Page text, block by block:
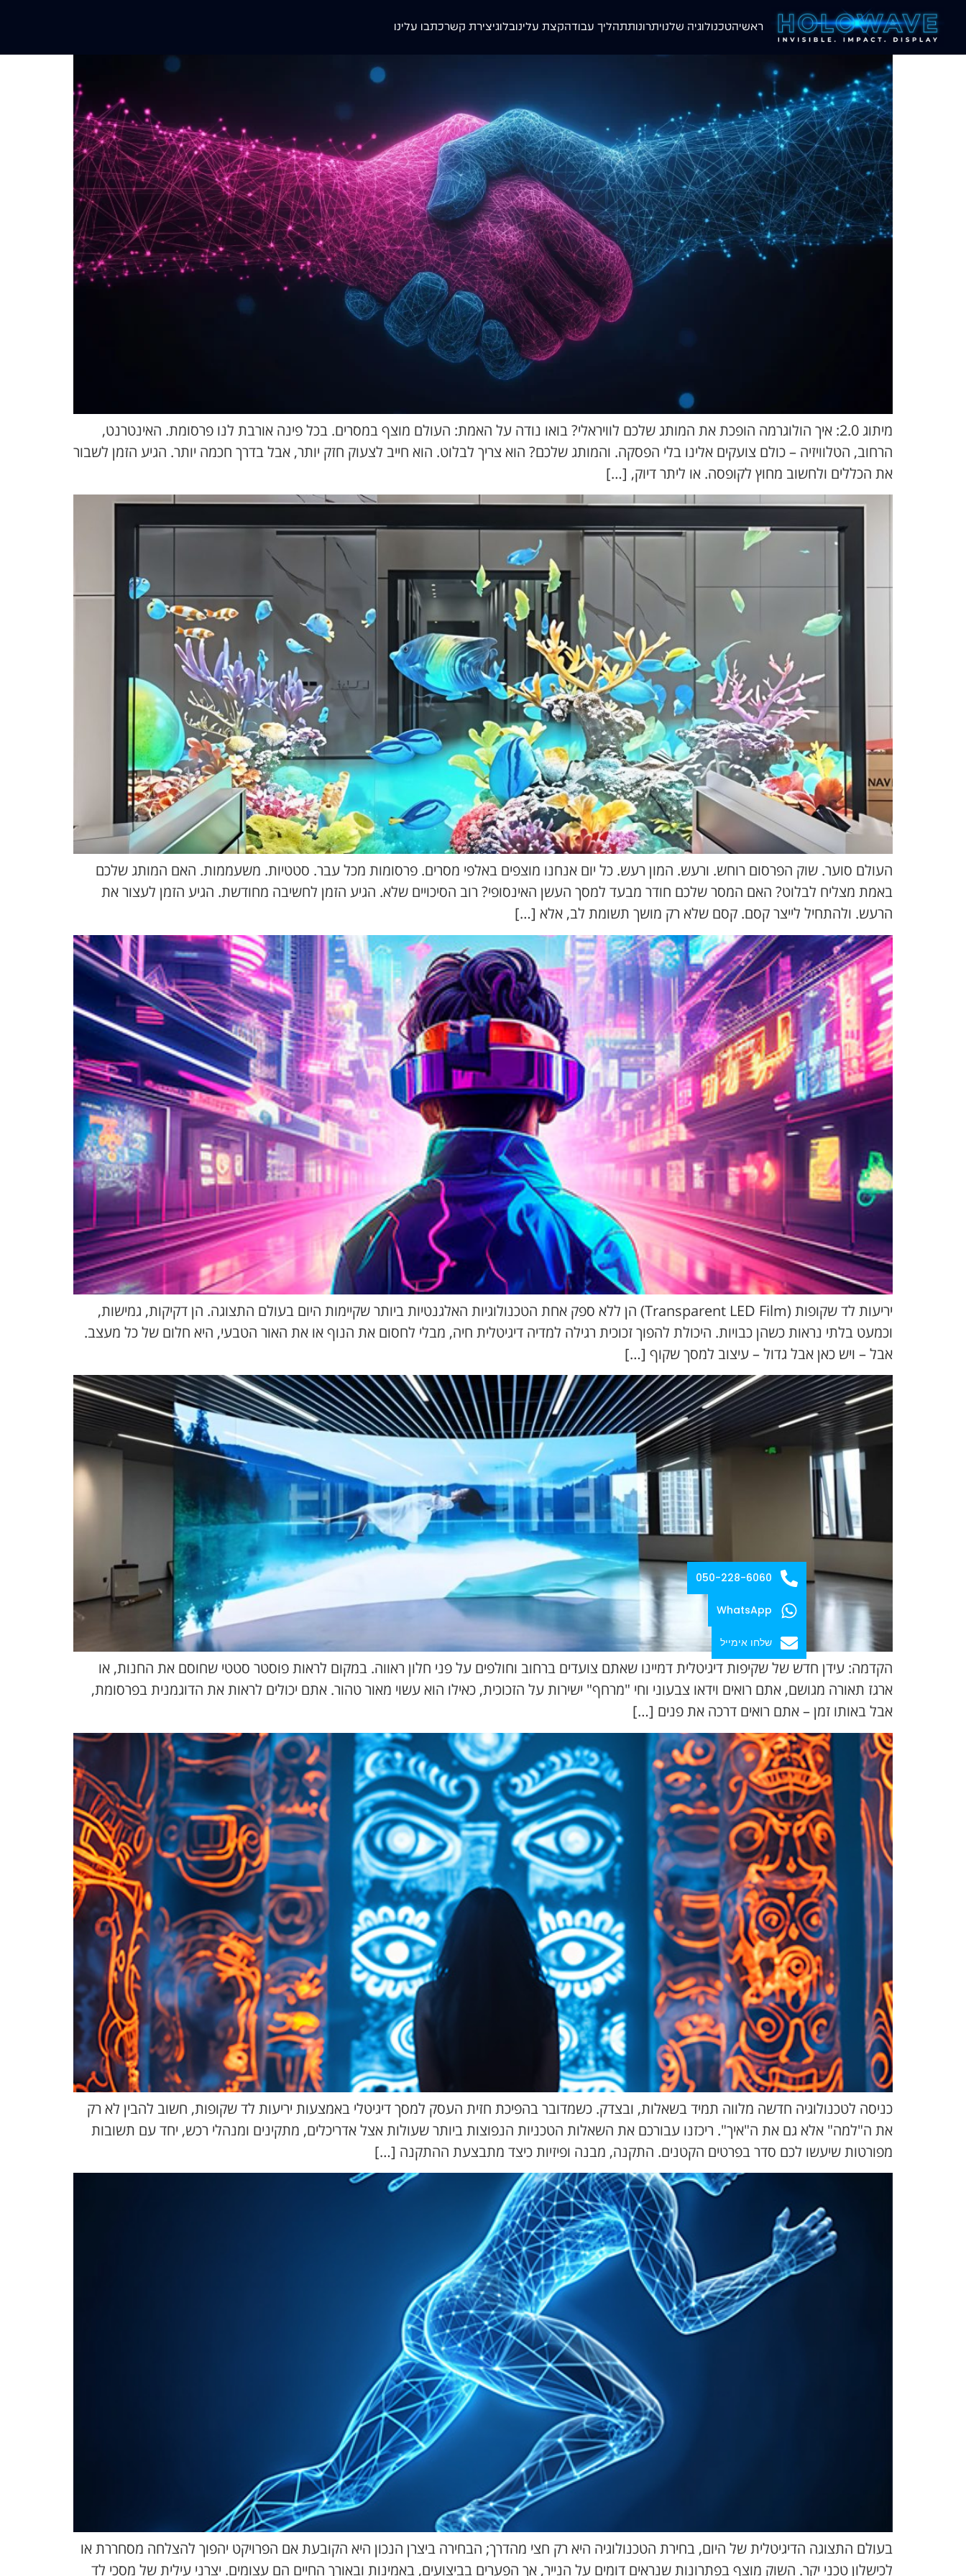
ראשיהטכנולוגיה שלנויתרונותתהליך עבודהקצת עלינובלוגיצירת קשרכתבו עלינו
מיתוג 2.0: איך הולוגרמה הופכת את המותג שלכם לוויראלי? בואו נודה על האמת: העולם מוצף במסרים. בכל פינה אורבת לנו פרסומת. האינטרנט,
הרחוב, הטלוויזיה – כולם צועקים אלינו בלי הפסקה. והמותג שלכם? הוא צריך לבלוט. הוא חייב לצעוק חזק יותר, אבל בדרך חכמה יותר. הגיע הזמן לשבור
את הכללים ולחשוב מחוץ לקופסה. או ליתר דיוק, […]
העולם סוער. שוק הפרסום רוחש. ורעש. המון רעש. כל יום אנחנו מוצפים באלפי מסרים. פרסומות מכל עבר. סטטיות. משעממות. האם המותג שלכם
באמת מצליח לבלוט? האם המסר שלכם חודר מבעד למסך העשן האינסופי? רוב הסיכויים שלא. הגיע הזמן לחשיבה מחודשת. הגיע הזמן לעצור את
הרעש. ולהתחיל לייצר קסם. קסם שלא רק מושך תשומת לב, אלא […]
יריעות לד שקופות (Transparent LED Film) הן ללא ספק אחת הטכנולוגיות האלגנטיות ביותר שקיימות היום בעולם התצוגה. הן דקיקות, גמישות,
וכמעט בלתי נראות כשהן כבויות. היכולת להפוך זכוכית רגילה למדיה דיגיטלית חיה, מבלי לחסום את הנוף או את האור הטבעי, היא חלום של כל מעצב.
אבל – ויש כאן אבל גדול – עיצוב למסך שקוף […]
הקדמה: עידן חדש של שקיפות דיגיטלית דמיינו שאתם צועדים ברחוב וחולפים על פני חלון ראווה. במקום לראות פוסטר סטטי שחוסם את החנות, או
ארגז תאורה מגושם, אתם רואים וידאו צבעוני וחי "מרחף" ישירות על הזכוכית, כאילו הוא עשוי מאור טהור. אתם יכולים לראות את הדוגמנית בפרסומת,
אבל באותו זמן – אתם רואים דרכה את פנים […]
כניסה לטכנולוגיה חדשה מלווה תמיד בשאלות, ובצדק. כשמדובר בהפיכת חזית העסק למסך דיגיטלי באמצעות יריעות לד שקופות, חשוב להבין לא רק
את ה"למה" אלא גם את ה"איך". ריכזנו עבורכם את השאלות הטכניות הנפוצות ביותר שעולות אצל אדריכלים, מתקינים ומנהלי רכש, יחד עם תשובות
מפורטות שיעשו לכם סדר בפרטים הקטנים. התקנה, מבנה ופיזיות כיצד מתבצעת ההתקנה […]
בעולם התצוגה הדיגיטלית של היום, בחירת הטכנולוגיה היא רק חצי מהדרך; הבחירה ביצרן הנכון היא הקובעת אם הפרויקט יהפוך להצלחה מסחררת או
לכישלון טכני יקר. השוק מוצף בפתרונות שנראים דומים על הנייר, אך הפערים בביצועים, באמינות ובאורך החיים הם עצומים. יצרני עילית של מסכי לד
050-228-6060
WhatsApp
שלחו אימייל